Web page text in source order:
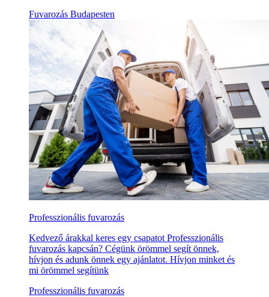
Fuvarozás Budapesten
Professzionális fuvarozás
Kedvező árakkal keres egy csapatot Professzionális
fuvarozás kapcsán? Cégünk örömmel segít önnek,
hívjon és adunk önnek egy ajánlatot. Hívjon minket és
mi örömmel segítünk
Professzionális fuvarozás